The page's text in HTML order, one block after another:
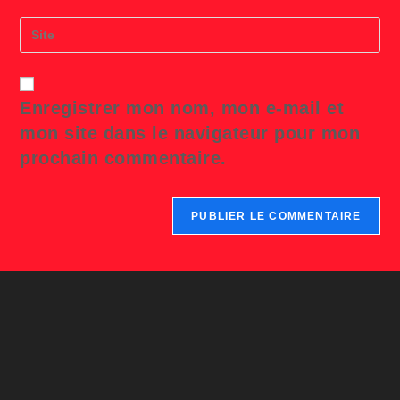
comment
address
comment
Saisir
l’URL
votre
site
(facultatif)
Enregistrer mon nom, mon e-mail et
mon site dans le navigateur pour mon
prochain commentaire.